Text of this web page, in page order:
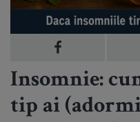
Insomnie:
tip ai